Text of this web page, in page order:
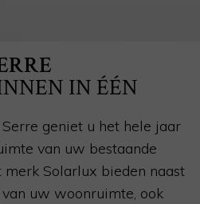
IN ÉÉN
geniet u het hele jaar
van uw bestaande
merk Solarlux bieden naast
uw woonruimte, ook